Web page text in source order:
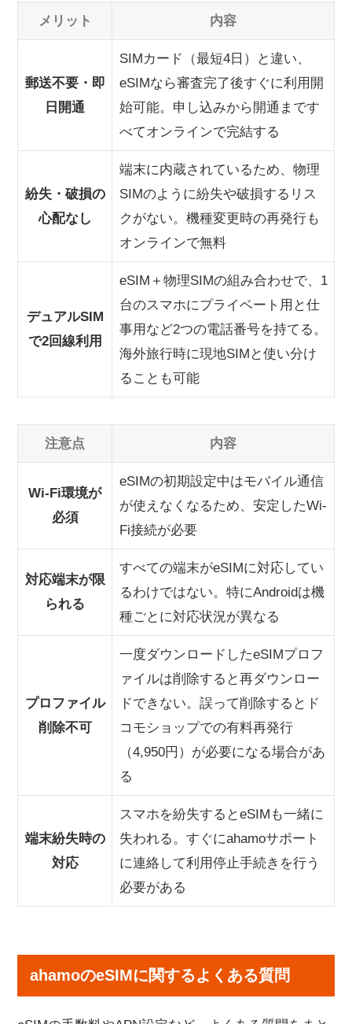
メリット 内容
郵送不要・即
日開通
SIMカード（最短4日）と違い、
eSIMなら審査完了後すぐに利用開
始可能。申し込みから開通まです
べてオンラインで完結する
紛失・破損の
心配なし
端末に内蔵されているため、物理
SIMのように紛失や破損するリス
クがない。機種変更時の再発行も
オンラインで無料
デュアルSIM
で2回線利用
eSIM＋物理SIMの組み合わせで、1
台のスマホにプライベート用と仕
事用など2つの電話番号を持てる。
海外旅行時に現地SIMと使い分け
ることも可能
注意点 内容
Wi-Fi環境が
必須
eSIMの初期設定中はモバイル通信
が使えなくなるため、安定したWi-
Fi接続が必要
対応端末が限
られる
すべての端末がeSIMに対応してい
るわけではない。特にAndroidは機
種ごとに対応状況が異なる
プロファイル
削除不可
一度ダウンロードしたeSIMプロフ
ァイルは削除すると再ダウンロー
ドできない。誤って削除するとド
コモショップでの有料再発行
（4,950円）が必要になる場合があ
る
端末紛失時の
対応
スマホを紛失するとeSIMも一緒に
失われる。すぐにahamoサポート
に連絡して利用停止手続きを行う
必要がある
ahamoのeSIMに関するよくある質問